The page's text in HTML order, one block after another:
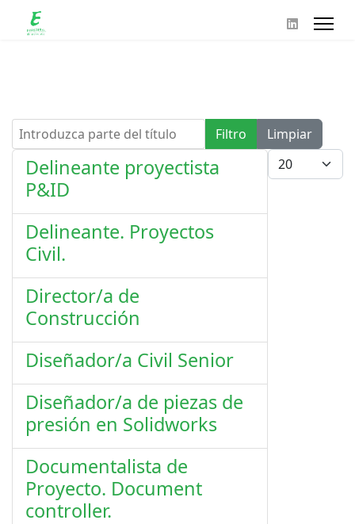
Introduzca parte del título Filtro
Limpiar
Cantidad
Delineante proyectista
P&ID
Delineante. Proyectos
Civil.
Director/a de
Construcción
Diseñador/a Civil Senior
Diseñador/a de piezas de
presión en Solidworks
Documentalista de
Proyecto. Document
controller.